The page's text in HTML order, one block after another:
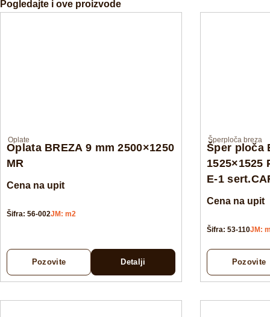
Pogledajte i ove proizvode
Oplate
Oplata BREZA 9 mm 2500×1250
MR
Cena na upit
Šifra: 56-002JM: m2
Pozovite Detalji
Šperploča breza
Šper ploča
1525×1525
E-1
Cena na upit
Šifra: 53-110JM:
Pozovite